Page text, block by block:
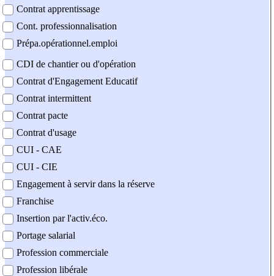
Contrat apprentissage
Cont. professionnalisation
Prépa.opérationnel.emploi
CDI de chantier ou d'opération
Contrat d'Engagement Educatif
Contrat intermittent
Contrat pacte
Contrat d'usage
CUI - CAE
CUI - CIE
Engagement à servir dans la réserve
Franchise
Insertion par l'activ.éco.
Portage salarial
Profession commerciale
Profession libérale